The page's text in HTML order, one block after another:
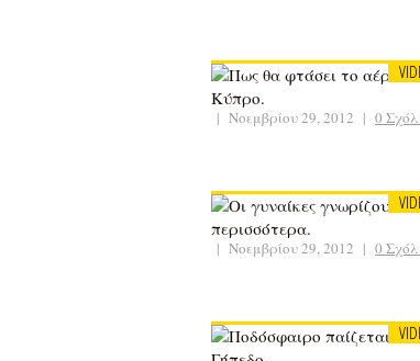
| Νοεμβρίου 29, 2012 | 0
| Νοεμβρίου 29, 2012 | 0